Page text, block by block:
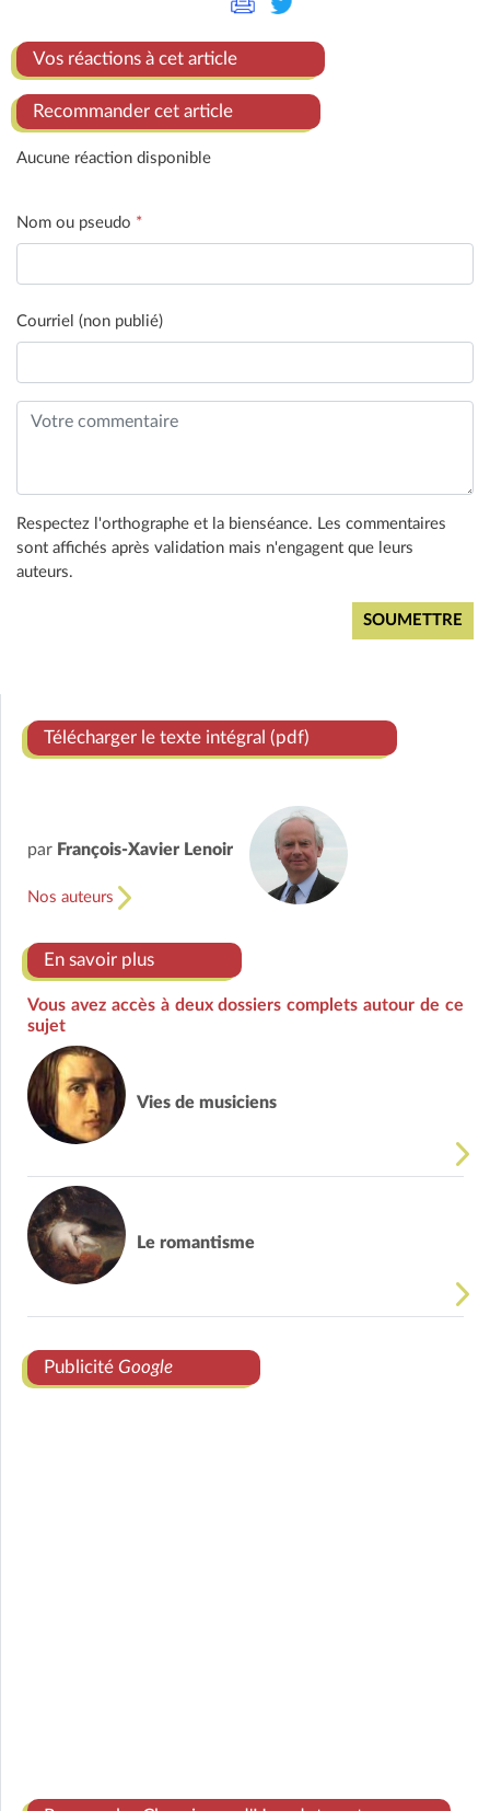
Vos réactions à cet article
Recommander cet article
Aucune réaction disponible
Nom ou pseudo *
Courriel (non publié)
Respectez l'orthographe et la bienséance. Les commentaires
sont affichés après validation mais n'engagent que leurs
auteurs.
Télécharger le texte intégral (pdf)
par François-Xavier Lenoir
Nos auteurs
En savoir plus
Vous avez accès à deux dossiers complets autour de ce
sujet
Vies de musiciens
Le romantisme
Publicité Google